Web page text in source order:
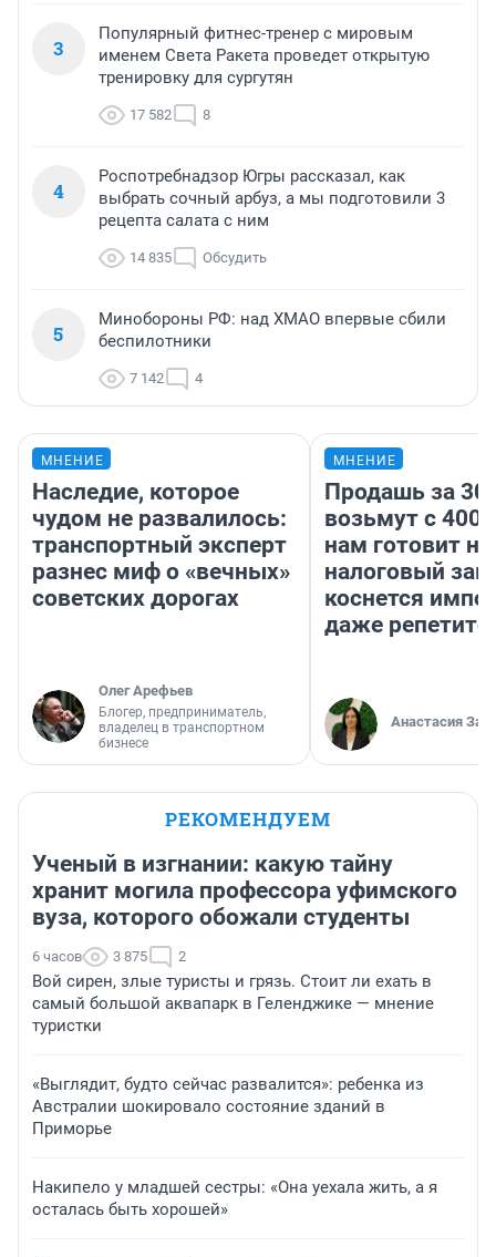
3
Популярный фитнес-тренер с мировым
именем Света Ракета проведет открытую
тренировку для сургутян
17 582 8
4
Роспотребнадзор Югры рассказал, как
выбрать сочный арбуз, а мы подготовили 3
рецепта салата с ним
14 835 Обсудить
5
Минобороны РФ: над ХМАО впервые сбили
беспилотники
7 142 4
МНЕНИЕ
Наследие, которое
чудом не развалилось:
транспортный эксперт
разнес миф о «вечных»
советских дорогах
Олег Арефьев
Блогер, предприниматель,
владелец в транспортном
бизнесе
МНЕНИЕ
Продашь за
возьмут с
нам готовит
налоговый
коснется
даже
Анастасия
РЕКОМЕНДУЕМ
Ученый в изгнании: какую тайну
хранит могила профессора уфимского
вуза, которого обожали студенты
6 часов 3 875 2
Вой сирен, злые туристы и грязь. Стоит ли ехать в
самый большой аквапарк в Геленджике — мнение
туристки
«Выглядит, будто сейчас развалится»: ребенка из
Австралии шокировало состояние зданий в
Приморье
Накипело у младшей сестры: «Она уехала жить, а я
осталась быть хорошей»